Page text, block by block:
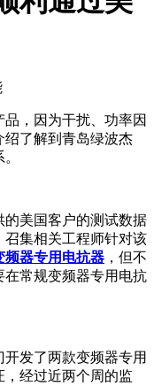
，因为干扰、功率因
绍了解到青岛绿波杰
美国客户的测试数据
集相关工程师针对该
频器专用电抗器 ，但不
常规变频器专用电抗
发了两款变频器专用
，经过近两个周的监